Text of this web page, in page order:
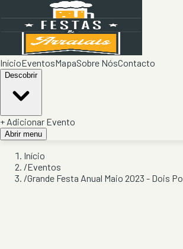
InícioEventosMapaSobre NósContacto
Descobrir
+ Adicionar Evento
Abrir menu
Início
/Eventos
/Grande Festa Anual Maio 2023 - Dois